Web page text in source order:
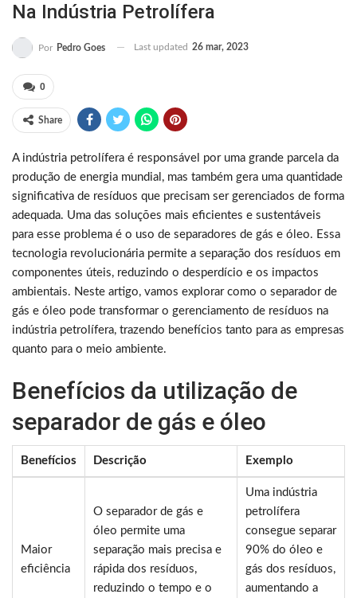
Na Indústria Petrolífera
Por Pedro Goes Last updated 26 mar, 2023
0
Share
A indústria petrolífera é responsável por uma grande parcela da
produção de energia mundial, mas também gera uma quantidade
significativa de resíduos que precisam ser gerenciados de forma
adequada. Uma das soluções mais eficientes e sustentáveis
para esse problema é o uso de separadores de gás e óleo. Essa
tecnologia revolucionária permite a separação dos resíduos em
componentes úteis, reduzindo o desperdício e os impactos
ambientais. Neste artigo, vamos explorar como o separador de
gás e óleo pode transformar o gerenciamento de resíduos na
indústria petrolífera, trazendo benefícios tanto para as empresas
quanto para o meio ambiente.
Benefícios da utilização de
separador de gás e óleo
Benefícios Descrição Exemplo
Maior
eficiência
O separador de gás e
óleo permite uma
separação mais precisa e
rápida dos resíduos,
reduzindo o tempo e o
Uma indústria
petrolífera
consegue separar
90% do óleo e
gás dos resíduos,
aumentando a